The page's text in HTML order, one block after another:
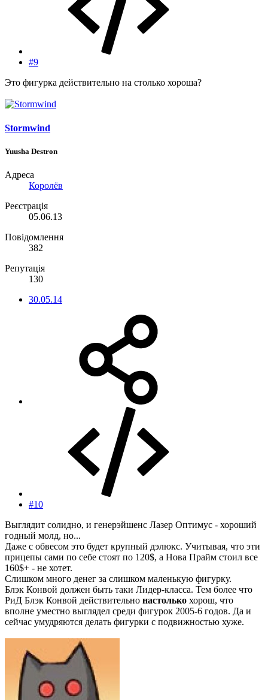
#9
Это фигурка действительно на столько хороша?
Stormwind
Yuusha Destron
Адреса
Королёв
Реєстрація
05.06.13
Повідомлення
382
Репутація
130
30.05.14
#10
Выглядит солидно, и генерэйшенс Лазер Оптимус - хороший
годный молд, но...
Даже с обвесом это будет крупный дэлюкс. Учитывая, что эти
прицепы сами по себе стоят по 120$, а Нова Прайм стоил все
160$+ - не хотет.
Слишком много денег за слишком маленькую фигурку.
Блэк Конвой должен быть таки Лидер-класса. Тем более что
РиД Блэк Конвой действительно настолько хорош, что
вполне уместно выглядел среди фигурок 2005-6 годов. Да и
сейчас умудряются делать фигурки с подвижностью хуже.